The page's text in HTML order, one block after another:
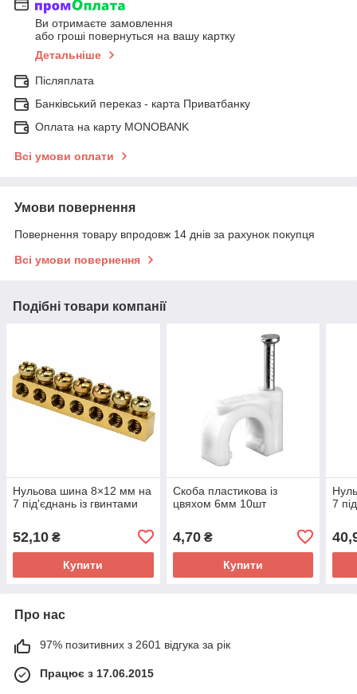
Ви отримаєте замовлення
або гроші повернуться на вашу картку
Детальніше
Післяплата
Банківський переказ - карта Приватбанку
Оплата на карту MONOBANK
Всі умови оплати
Умови повернення
Повернення товару впродовж 14 днів за рахунок покупця
Всі умови повернення
Подібні товари компанії
Нульова шина 8×12 мм на
7 під'єднань із гвинтами
52,10 ₴
Купити
Скоба пластикова із
цвяхом 6мм 10шт
4,70₴
Купити
7
Про нас
97% позитивних з 2601 відгука за рік
Працює з 17.06.2015